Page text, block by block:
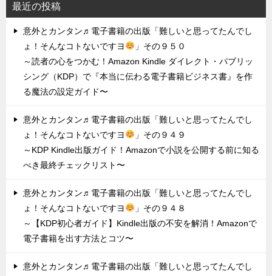
最近の投稿
意外とカンタン♬電子書籍の出版「難しいと思ってたんでし
ょ！そんなコトないですヨ
」その９５０
～読者の心をつかむ！Amazon Kindle ダイレクト・パブリッ
シング（KDP）で『本当に伝わる電子書籍ビジネス書』を作
る魔法の設定ガイド〜
意外とカンタン♬電子書籍の出版「難しいと思ってたんでし
ょ！そんなコトないですヨ
」その９４９
～KDP Kindle出版ガイド！Amazonで小説を公開する前に知る
べき最終チェックリスト〜
意外とカンタン♬電子書籍の出版「難しいと思ってたんでし
ょ！そんなコトないですヨ
」その９４８
～【KDP初心者ガイド】Kindle出版の不安を解消！Amazonで
電子書籍を出す方法とコツ〜
意外とカンタン♬電子書籍の出版「難しいと思ってたんでし